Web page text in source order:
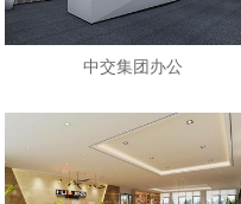
中交集团办公